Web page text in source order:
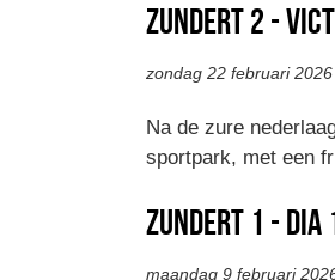
Zundert 2 -
zondag 22 februari
Na de zure
sportpark, met een
Zundert 1 - DIA
maandag 9 februari